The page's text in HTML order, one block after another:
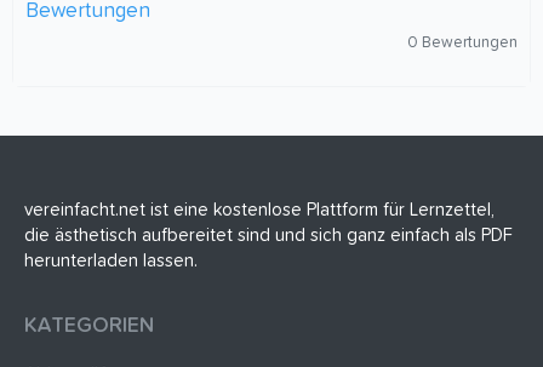
Bewertungen
t
(
)
0 Bewertungen
vereinfacht.net ist eine kostenlose Plattform für Lernzettel,
die ästhetisch aufbereitet sind und sich ganz einfach als PDF
herunterladen lassen.
KATEGORIEN